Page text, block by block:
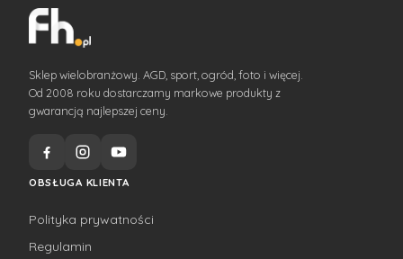
Sklep wielobranżowy. AGD, sport, ogród, foto i więcej.
Od 2008 roku dostarczamy markowe produkty z
gwarancją najlepszej ceny.
OBSŁUGA KLIENTA
Polityka prywatności
Regulamin